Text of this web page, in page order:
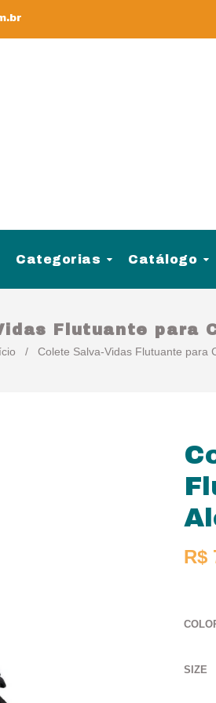
Categorias Catálogo
Flutuante para
/ Colete Salva-Vidas Flutuante para
R$
SIZE